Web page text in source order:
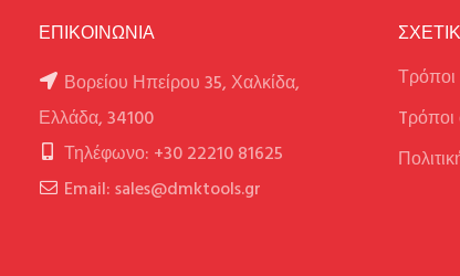
ΕΠΙΚΟΙΝΩΝΙΑ
Βορείου Ηπείρου 35, Χαλκίδα,
Ελλάδα, 34100
Τηλέφωνο: +30 22210 81625
Email: sales@dmktools.gr